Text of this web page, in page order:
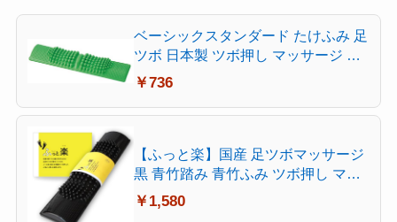
ベーシックスタンダード たけふみ 足
ツボ 日本製 ツボ押し マッサージ マ
ット 健康グッズ 竹踏み 足つぼ おし
￥736
【ふっと楽】国産 足ツボマッサージ
黒 青竹踏み 青竹ふみ ツボ押し マッ
ト 竹踏み 竹ふみ たけふみ 足つぼマ
ット おしゃれ 足裏刺激 足踏み 足ツ
￥1,580